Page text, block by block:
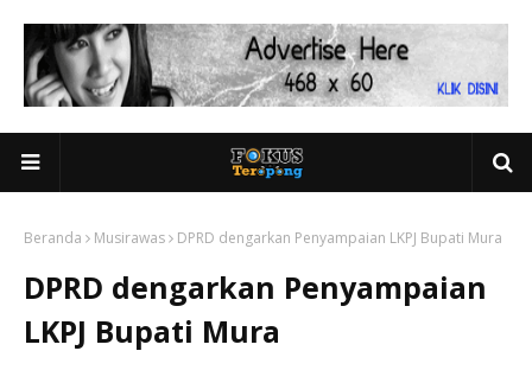
Beranda Musirawas DPRD dengarkan Penyampaian LKPJ Bupati Mura
DPRD dengarkan Penyampaian
LKPJ Bupati Mura